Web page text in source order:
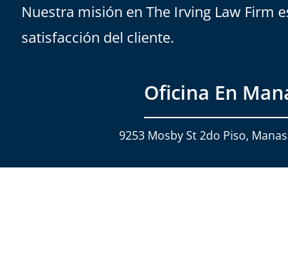
Nuestra misión en The Irving Law Firm
satisfacción del cliente.
Oficina En
9253 Mosby St 2do Piso,